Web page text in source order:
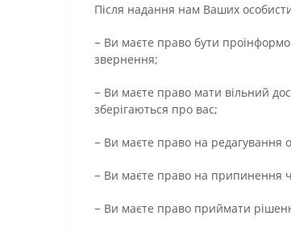
Після надання нам Ваших
− Ви маєте право бути
звернення;
− Ви маєте право мати вільний
зберігаються про вас;
− Ви маєте право на редагування
− Ви маєте право на припинення
− Ви маєте право приймати